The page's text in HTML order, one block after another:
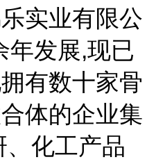
实业有限公
年发展,现已
有数十家骨
体的企业集
、化工产品